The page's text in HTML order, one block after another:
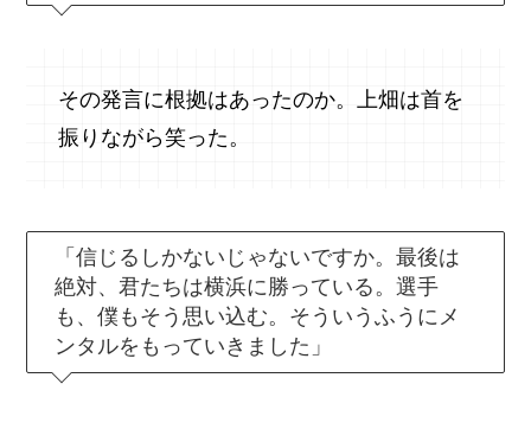
その発言に根拠はあったのか。上畑は首を
振りながら笑った。
「信じるしかないじゃないですか。最後は
絶対、君たちは横浜に勝っている。選手
も、僕もそう思い込む。そういうふうにメ
ンタルをもっていきました」